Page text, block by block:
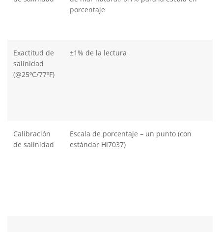
porcentaje
Exactitud de
salinidad
(@25ºC/77ºF)
±1% de la lectura
Calibración
de salinidad
Escala de porcentaje – un punto (con
estándar HI7037)